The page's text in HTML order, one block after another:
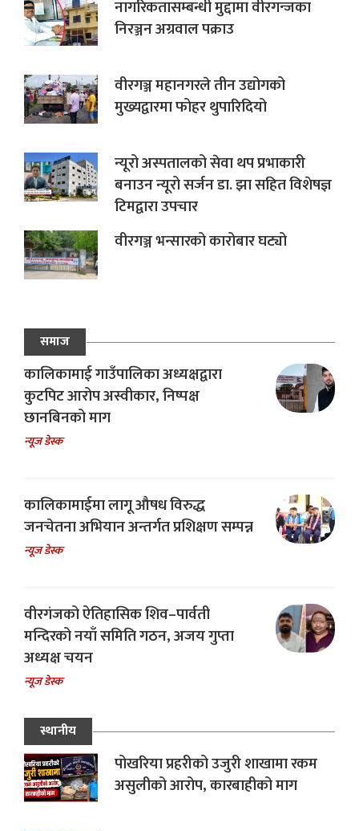
नागरिकतासम्बन्धी मुद्दामा वीरगन्जका
निरञ्जन अग्रवाल पक्राउ
वीरगञ्ज महानगरले तीन उद्योगको
मुख्यद्वारमा फोहर थुपारिदियो
न्यूरो अस्पतालको सेवा थप प्रभाकारी
बनाउन न्यूरो सर्जन डा. झा सहित विशेषज्ञ
टिमद्वारा उपचार
वीरगञ्ज भन्सारको कारोबार घट्यो
समाज
कालिकामाई गाउँपालिका अध्यक्षद्वारा
कुटपिट आरोप अस्वीकार, निष्पक्ष
छानबिनको माग
न्यूज डेस्क
कालिकामाईमा लागू औषध विरुद्ध
जनचेतना अभियान अन्तर्गत प्रशिक्षण सम्पन्न
न्यूज डेस्क
वीरगंजको ऐतिहासिक शिव–पार्वती
मन्दिरको नयाँ समिति गठन, अजय गुप्ता
अध्यक्ष चयन
न्यूज डेस्क
स्थानीय
पोखरिया प्रहरीको उजुरी शाखामा रकम
असुलीको आरोप, कारबाहीको माग